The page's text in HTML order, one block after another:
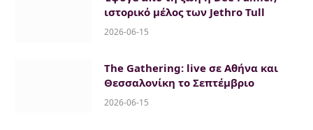
ιστορικό μέλος των Jethro Tull
2026-06-15
The Gathering: live σε Αθήνα και
Θεσσαλονίκη το Σεπτέμβριο
2026-06-15